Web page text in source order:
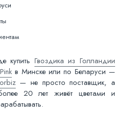
купить Гвоздика из Голландии
в Минске или по Беларуси —
— не просто поставщик, а
20 лет живёт цветами и